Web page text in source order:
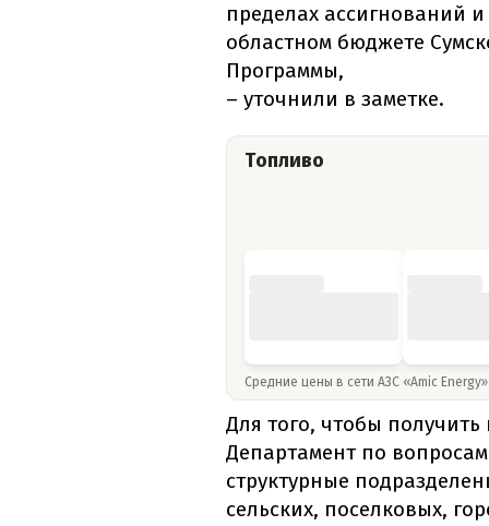
пределах ассигнований
областном бюджете
Программы,
– уточнили в заметке.
Топливо
Средние цены в сети АЗС «Amic
Для того, чтобы
Департамент по
структурные
сельских, поселковых,